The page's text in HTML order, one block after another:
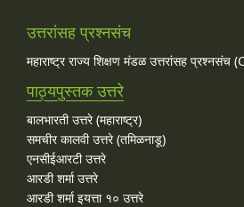
उत्तरांसह प्रश्नसंच
महाराष्ट्र राज्य शिक्षण मंडळ उत्तरांसह प्रश्नसंच
पाठ्यपुस्तक उत्तरे
बालभारती उत्तरे (महाराष्ट्र)
समचीर कालवी उत्तरे (तमिळनाडू)
एनसीईआरटी उत्तरे
आरडी शर्मा उत्तरे
आरडी शर्मा इयत्ता १० उत्तरे